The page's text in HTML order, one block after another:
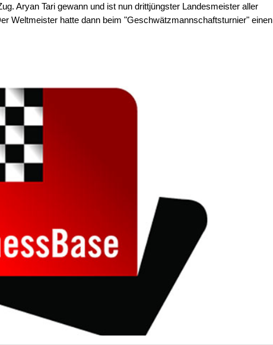
Aryan Tari gewann und ist nun drittjüngster Landesmeister aller
Weltmeister hatte dann beim "Geschwätzmannschaftsturnier" einen